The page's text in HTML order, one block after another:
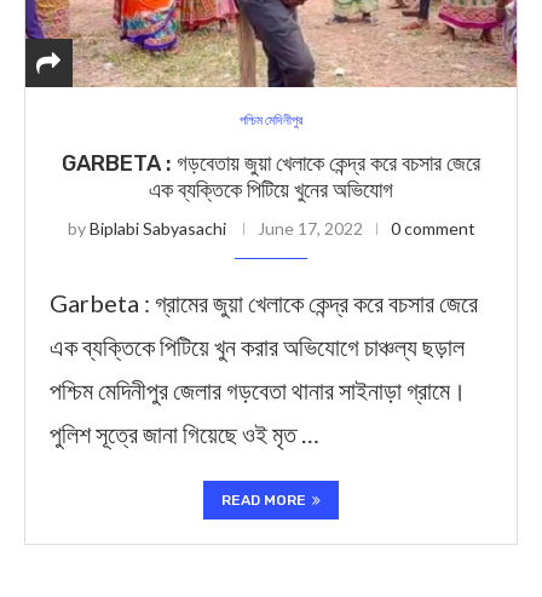
পশ্চিম মেদিনীপুর
GARBETA : গড়বেতায় জুয়া খেলাকে কেন্দ্র করে বচসার জেরে
এক ব্যক্তিকে পিটিয়ে খুনের অভিযোগ
byBiplabi Sabyasachi June 17, 2022 0 comment
Garbeta : গ্রামের জুয়া খেলাকে কেন্দ্র করে বচসার জেরে
এক ব্যক্তিকে পিটিয়ে খুন করার অভিযোগে চাঞ্চল্য ছড়াল
পশ্চিম মেদিনীপুর জেলার গড়বেতা থানার সাইনাড়া গ্রামে।
পুলিশ সূত্রে জানা গিয়েছে ওই মৃত …
READ MORE